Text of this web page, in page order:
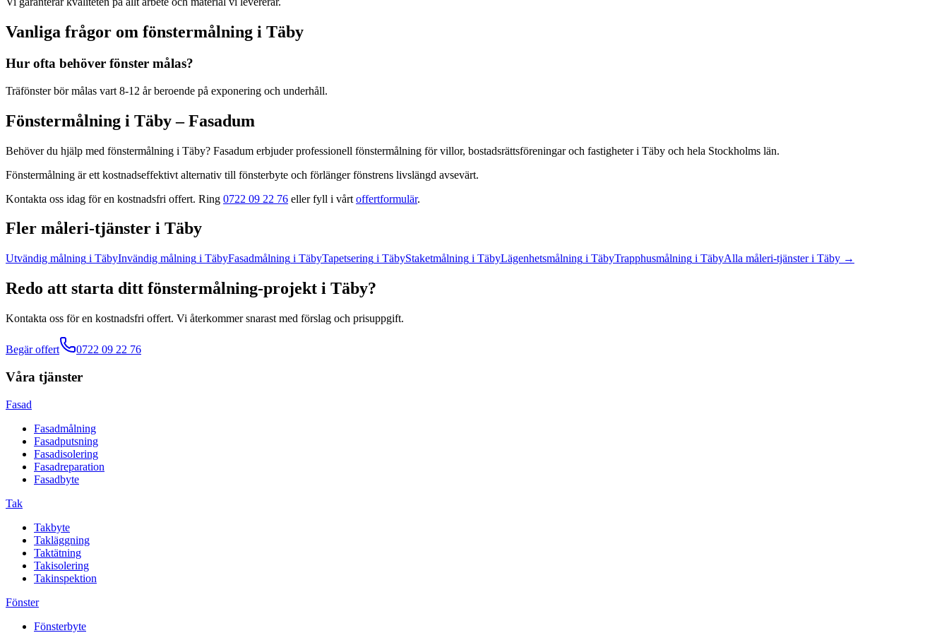
Vanliga frågor om fönstermålning i Täby
Hur ofta behöver fönster målas?
Träfönster bör målas vart 8-12 år beroende på exponering och underhåll.
Fönstermålning i Täby– Fasadum
Behöver du hjälp med fönstermålning i Täby? Fasadum erbjuder professionell fönstermålning för villor, bostadsrättsföreningar och fastigheteri Täby och hela Stockholms län.
Fönstermålning är ett kostnadseffektivt alternativ till fönsterbyte och förlänger fönstrens livslängd avsevärt.
Kontakta oss idag för en kostnadsfri offert. Ring 0722 09 22 76 eller fyll i vårt offertformulär.
Fler måleri-tjänster i Täby
Utvändig målning i TäbyInvändig målning i TäbyFasadmålning i TäbyTapetsering i TäbyStaketmålning i TäbyLägenhetsmålning i TäbyTrapphusmålning i TäbyAlla måleri-tjänsteri Täby →
Redo att starta ditt fönstermålning-projekt i Täby?
Kontakta oss för en kostnadsfri offert. Vi återkommer snarast med förslag och prisuppgift.
Begär offert 0722 09 22 76
Våra tjänster
Fasad
Fasadmålning
Fasadputsning
Fasadisolering
Fasadreparation
Fasadbyte
Tak
Takbyte
Takläggning
Taktätning
Takisolering
Takinspektion
Fönster
Fönsterbyte